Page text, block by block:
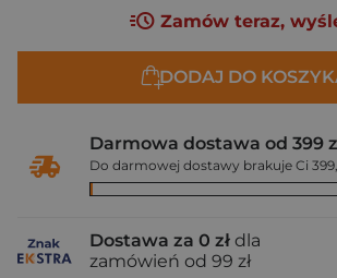
Zamów teraz,
DODAJ DO
Darmowa dostawa od 399
Do darmowej dostawy brakuje Ci
Dostawa za 0 zł dla
zamówień od 99 zł